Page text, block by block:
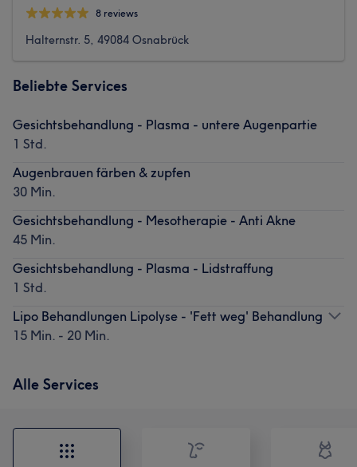
8 reviews
Halternstr. 5, 49084 Osnabrück
Beliebte Services
Gesichtsbehandlung - Plasma - untere Augenpartie
1 Std.
Augenbrauen färben & zupfen
30 Min.
Gesichtsbehandlung - Mesotherapie - Anti Akne
45 Min.
Gesichtsbehandlung - Plasma - Lidstraffung
1 Std.
Lipo Behandlungen Lipolyse - 'Fett weg' Behandlung
15 Min. - 20 Min.
Alle Services